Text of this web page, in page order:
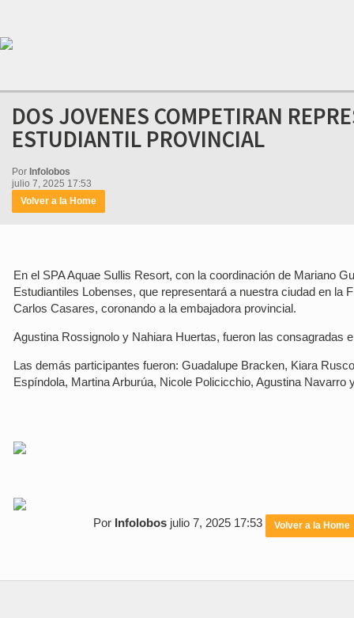
DOS JOVENES COMPETIRAN
ESTUDIANTIL PROVINCIAL
Por Infolobos
julio 7, 2025 17:53
Volver a la Home
En el SPA Aquae Sullis Resort, con la coordinación de Mariano
Estudiantiles Lobenses, que representará a nuestra ciudad en la
Carlos Casares, coronando a la embajadora provincial.
Agustina Rossignolo y Nahiara Huertas, fueron las consagradas
Las demás participantes fueron: Guadalupe Bracken, Kiara
Espíndola, Martina Arburúa, Nicole Policicchio, Agustina Navarro
Por Infolobos julio 7, 2025 17:53 Volver a la Home